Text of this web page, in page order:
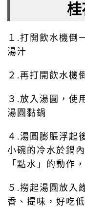
桂
１.打開飲水機倒
湯汁
２.再打開飲水機
３.放入湯圓，使
湯圓黏鍋
４.湯圓膨脹浮起
小碗的冷水於鍋
「點水」的動作
５.撈起湯圓放入
香、提味，好吃